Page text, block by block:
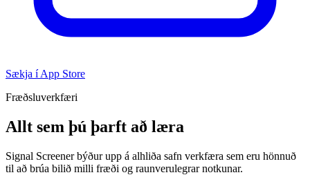
Sækja í App Store
Fræðsluverkfæri
Allt sem þú þarft að læra
Signal Screener býður upp á alhliða safn verkfæra sem eru hönnuð
til að brúa bilið milli fræði og raunverulegrar notkunar.